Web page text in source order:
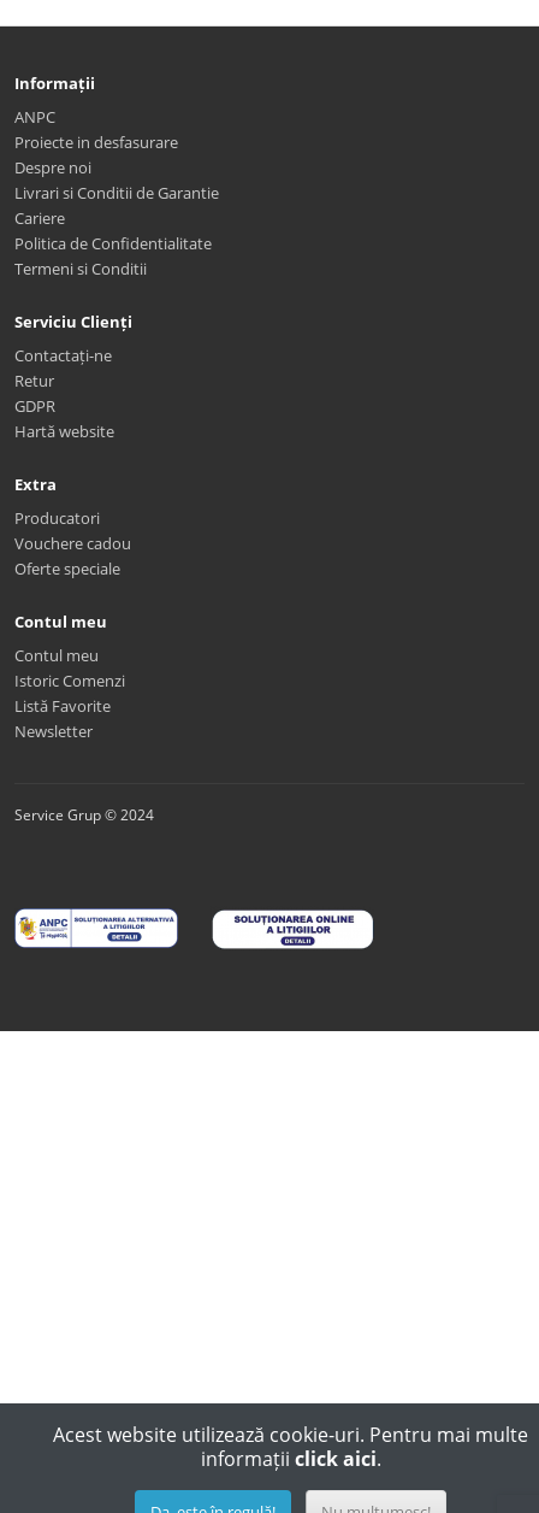
Informații
ANPC
Proiecte in desfasurare
Despre noi
Livrari si Conditii de Garantie
Cariere
Politica de Confidentialitate
Termeni si Conditii
Serviciu Clienți
Contactați-ne
Retur
GDPR
Hartă website
Extra
Producatori
Vouchere cadou
Oferte speciale
Contul meu
Contul meu
Istoric Comenzi
Listă Favorite
Newsletter
Service Grup © 2024
Acest website utilizează cookie-uri. Pentru mai multe
informații click aici.